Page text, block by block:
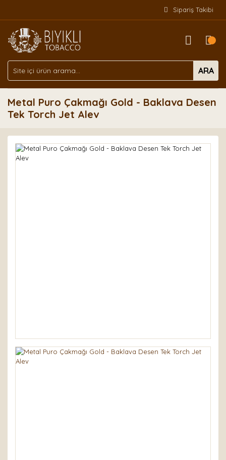
Sipariş Takibi
ARA
Metal Puro Çakmağı Gold - Baklava Desen
Tek Torch Jet Alev